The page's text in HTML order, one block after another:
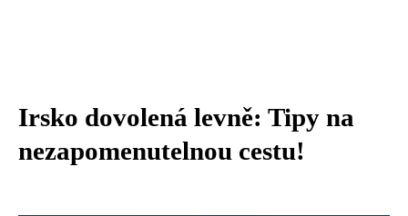
Irsko dovolená levně: Tipy na
nezapomenutelnou cestu!